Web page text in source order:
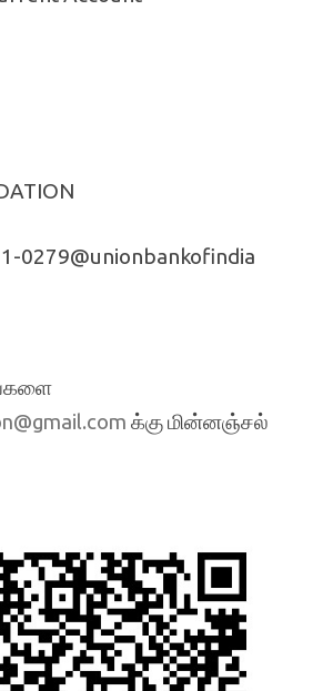
0279@unionbankofindia
க்கு மின்னஞ்சல்